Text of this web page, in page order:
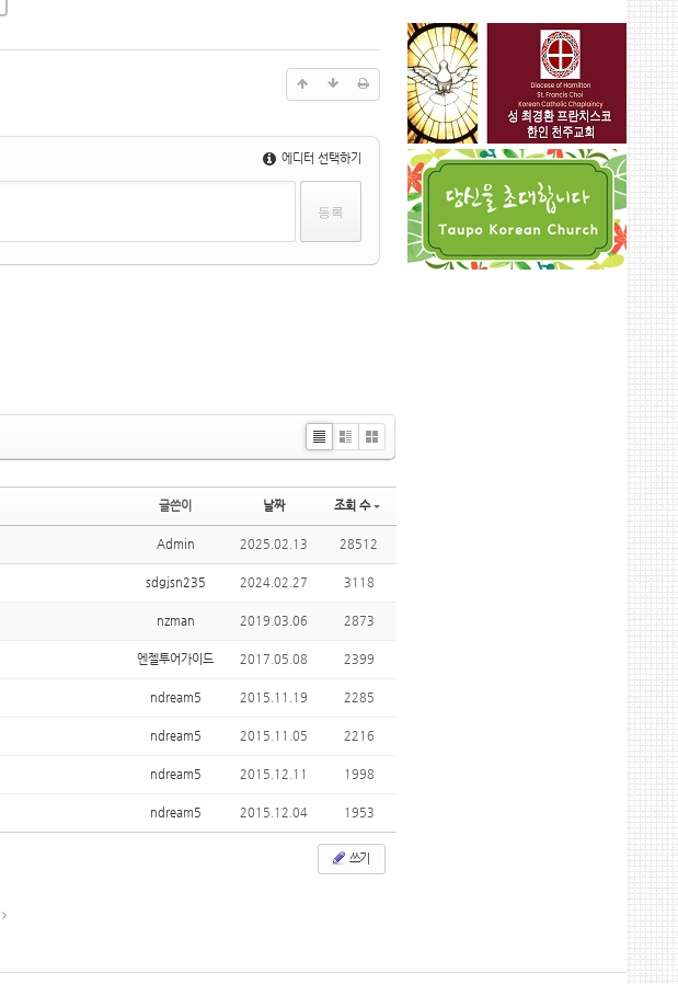
에디터 선택하기
Li
Zi
e
G
le
ry
글쓴이 날짜 조회 수
Admin 2025.02.13 28512
sdgjsn235 2024.02.27 3118
nzman 2019.03.06 2873
엔젤투어가이드 2017.05.08 2399
ndream5 2015.11.19 2285
ndream5 2015.11.05 2216
ndream5 2015.12.11 1998
ndream5 2015.12.04 1953
쓰기